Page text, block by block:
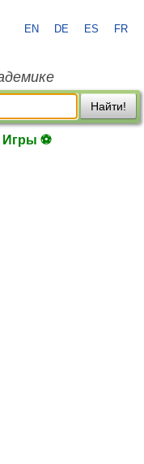
EN DE ES FR
Найти!
Игры ⚽